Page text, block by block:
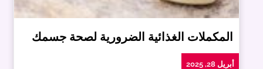
المكملات الغذائية الضرورية لصحة جسمك
أبريل 28, 2025